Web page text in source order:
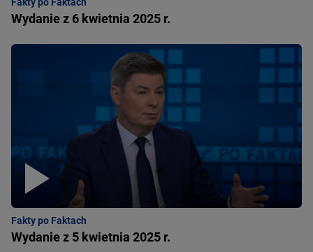
Wydanie z 6 kwietnia 2025 r.
Fakty po Faktach
Wydanie z 5 kwietnia 2025 r.